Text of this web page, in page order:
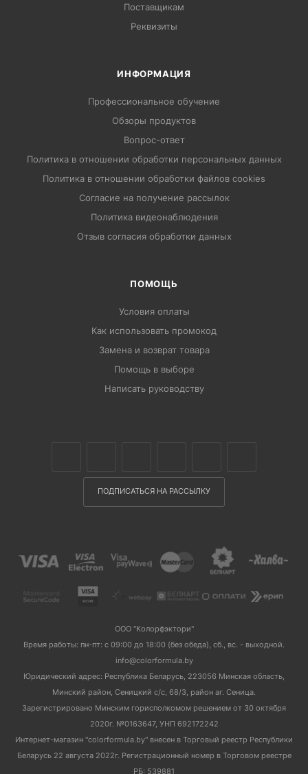
Поставщикам
Реквизиты
ИНФОРМАЦИЯ
Профессиональное обучение
Обзоры продуктов
Вопрос-ответ
Политика в отношении обработки персональных данных
Политика в отношении обработки файлов cookies
Согласие на получение рассылок
Политика видеонаблюдения
Отзыв согласия обработки данных
ПОМОЩЬ
Условия оплаты
Как использовать промокод
Замена и возврат товара
Помощь в выборе
Написать руководству
ПОДПИСАТЬСЯ НА РАССЫЛКУ
ООО "Колорфэктори"
Время работы: пн-пт: с 09:00 до 18:00 (без обеда), сб., вс. - выходной.
info@colorformula.by
Юридический адрес: Республика Беларусь, 223056 Минская область,
Минский район, Сеницкий с/с, 68/3, район аг. Сеница.
Зарегистрировано Минским горисполкомом решением от 30 октября
2020г. №0163647, УНП 692172242
Интернет-магазин "colorformula.by" внесен в Торговый реестр Республики
Беларусь 22 августа 2022г. Регистрационный номер в Торговом реестре
РБ: 539881